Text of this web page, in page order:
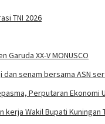
TNI 2026
Garuda XX-V MONUSCO
Perputaran Ekonomi